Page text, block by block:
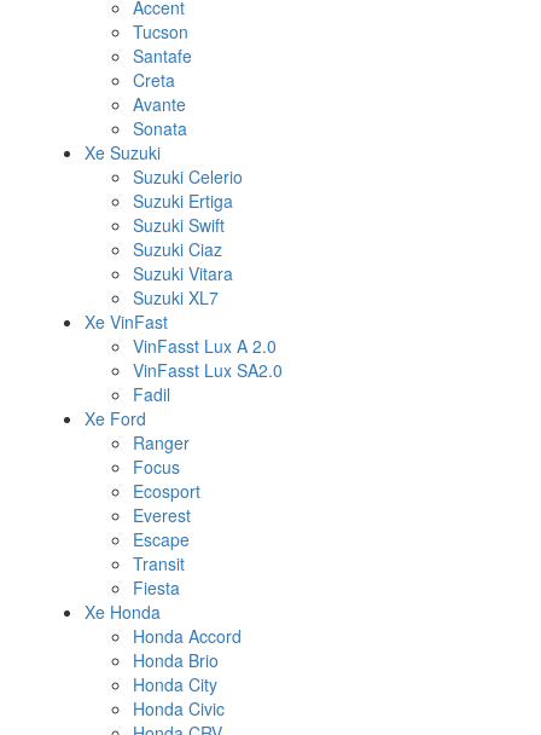
Accent
Tucson
Santafe
Creta
Avante
Sonata
Xe Suzuki
Suzuki Celerio
Suzuki Ertiga
Suzuki Swift
Suzuki Ciaz
Suzuki Vitara
Suzuki XL7
Xe VinFast
VinFasst Lux A 2.0
VinFasst Lux SA2.0
Fadil
Xe Ford
Ranger
Focus
Ecosport
Everest
Escape
Transit
Fiesta
Xe Honda
Honda Accord
Honda Brio
Honda City
Honda Civic